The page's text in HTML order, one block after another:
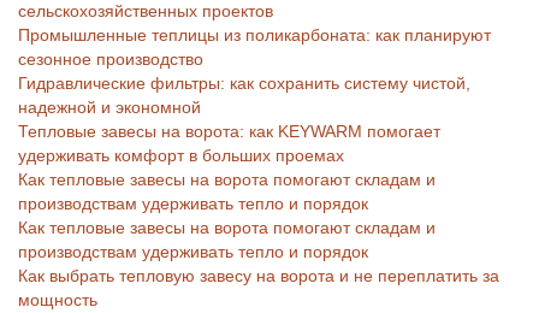
сельскохозяйственных проектов
Промышленные теплицы из поликарбоната: как планируют
сезонное производство
Гидравлические фильтры: как сохранить систему чистой,
надежной и экономной
Тепловые завесы на ворота: как KEYWARM помогает
удерживать комфорт в больших проемах
Как тепловые завесы на ворота помогают складам и
производствам удерживать тепло и порядок
Как тепловые завесы на ворота помогают складам и
производствам удерживать тепло и порядок
Как выбрать тепловую завесу на ворота и не переплатить за
мощность